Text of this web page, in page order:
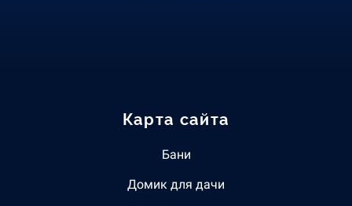
Карта сайта
Бани
Домик для дачи